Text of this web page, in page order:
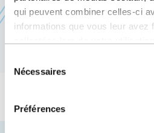
qui peuvent combiner celles-ci
informations que vous leur avez
Nécessaires
Préférences
lien